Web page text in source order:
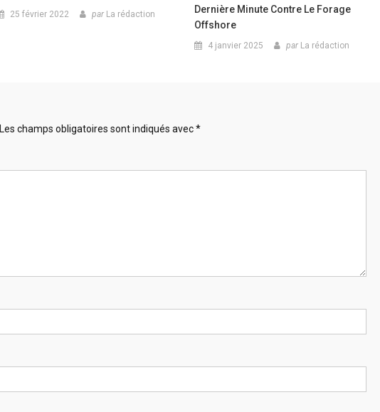
25 février 2022 par La rédaction
Dernière Minute Contre Le Forage
Offshore
4 janvier 2025 par La rédaction
Les champs obligatoires sont indiqués avec*